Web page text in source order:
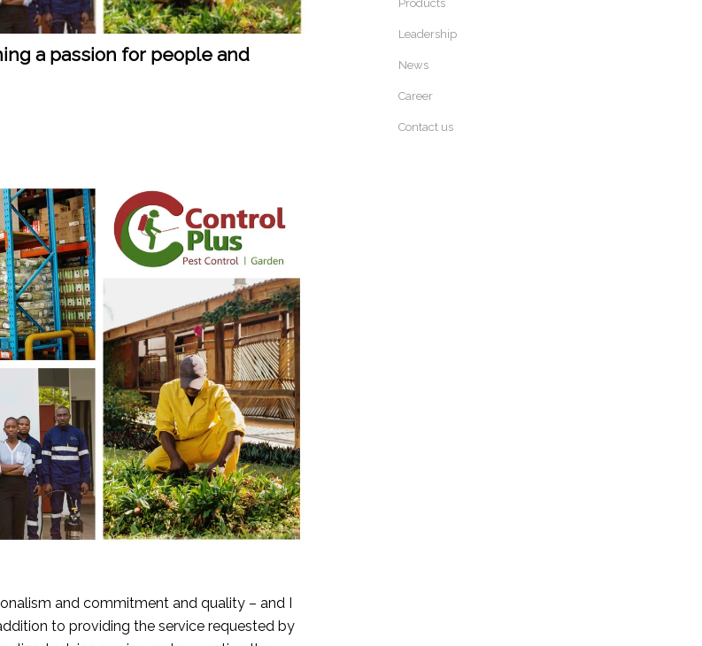
a passion for people and
and commitment and quality – and I
to providing the service requested by
Products
Leadership
News
Career
Contact us